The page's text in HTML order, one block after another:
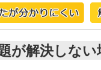
が解決しな